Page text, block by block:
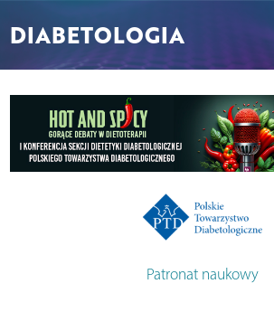
DIABETOLOGIA
Patronat naukowy